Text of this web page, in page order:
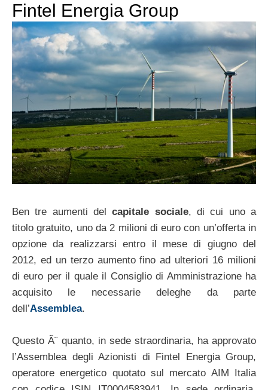
Fintel Energia Group
Ben tre aumenti delcapitale sociale, di cui uno a
titolo gratuito, uno da 2 milioni di euro con un’offerta in
opzione da realizzarsi entro il mese di giugno del
2012, ed un terzo aumento fino ad ulteriori 16 milioni
di euro per il quale il Consiglio di Amministrazione ha
acquisito le necessarie deleghe da parte
dell’Assemblea.
Questo Ã¨ quanto, in sede straordinaria, ha approvato
l’Assemblea degli Azionisti di Fintel Energia Group,
operatore energetico quotato sul mercato AIM Italia